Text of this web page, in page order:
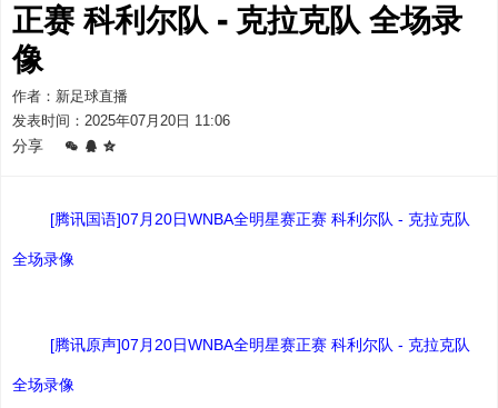
正赛 科利尔队 - 克拉克队 全场录
像
作者：新足球直播
发表时间：2025年07月20日 11:06
分享
[腾讯国语]07月20日WNBA全明星赛正赛 科利尔队 - 克拉克队
全场录像
[腾讯原声]07月20日WNBA全明星赛正赛 科利尔队 - 克拉克队
全场录像